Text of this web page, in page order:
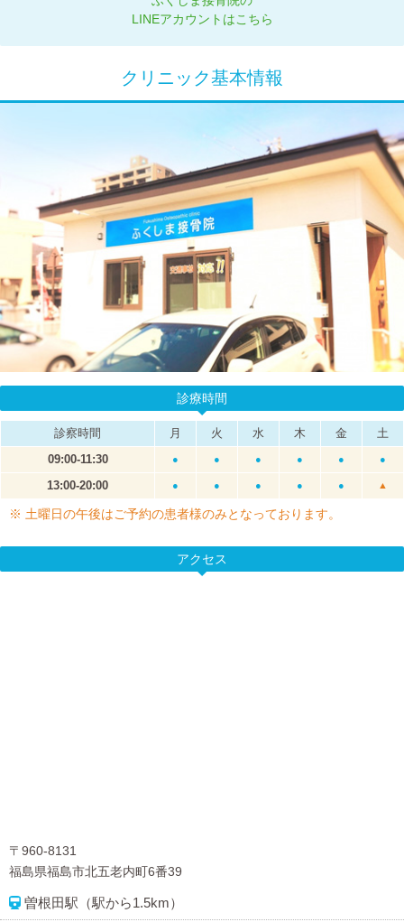
LINEアカウントはこちら
クリニック基本情報
診療時間
診察時間 月 火 水 木 金
土
09:00-11:30
● ● ● ● ● ●
13:00-20:00 ● ● ● ● ● ▲
※ 土曜日の午後はご予約の患者様のみとなっております。
アクセス
〒960-8131
福島県福島市北五老内町6番39
曽根田駅（駅から1.5km）